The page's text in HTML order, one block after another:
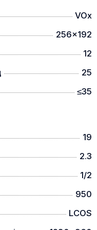
на довгофокусном
Штатне
9,2°х 6,9° чудово
та оглядових
на дистанцію або
шляхом
VOx
256x192
12
25
≤35
19
2.3
1/2
950
LCOS